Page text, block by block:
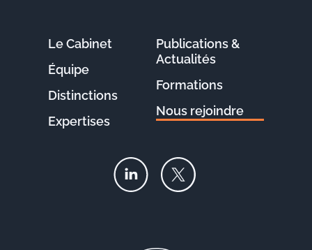
Le Cabinet
Équipe
Distinctions
Expertises
Publications &
Actualités
Formations
Nous rejoindre